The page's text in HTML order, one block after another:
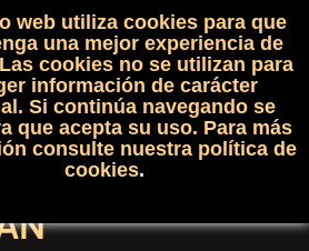
shopping_cart(0)

web utiliza cookies para que
una mejor experiencia de
cookies no se utilizan para
información de carácter
Si continúa navegando se
que acepta su uso. Para más
consulte nuestra política de
cookies.